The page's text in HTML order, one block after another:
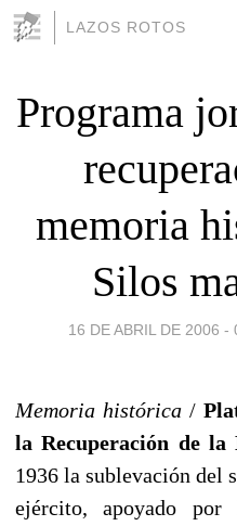
LAZOS ROTOS
Programa
memoria
Silos
16 DE ABRIL DE 2006 -
Memoria histórica /
la Recuperación de
1936 la sublevación del
ejército, apoyado